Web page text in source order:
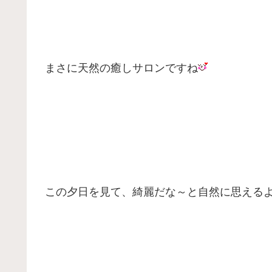
まさに天然の癒しサロンですね
この夕日を見て、綺麗だな～と自然に思える